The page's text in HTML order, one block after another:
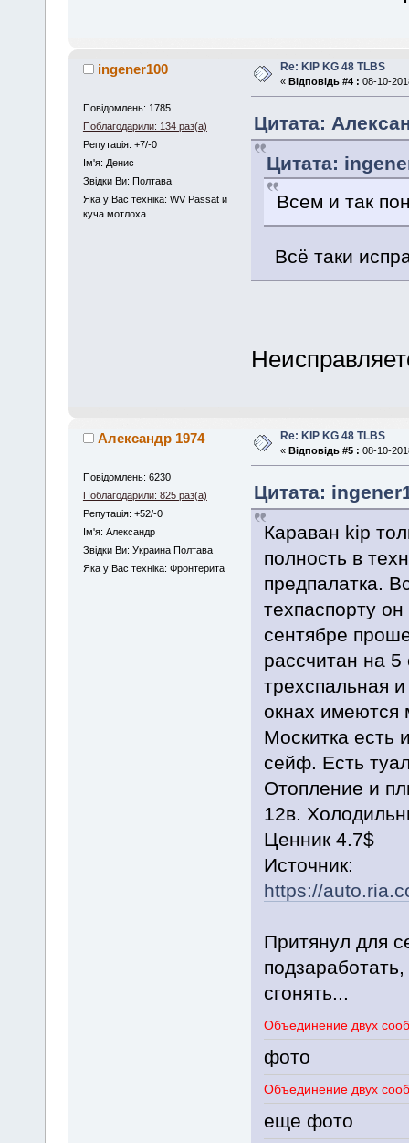
ingener100
Повідомлень: 1785
Поблагодарили: 134 раз(а)
Репутація: +7/-0
Iм'я: Денис
Звідки Ви: Полтава
Яка у Вас техніка: WV Passat и
куча мотлоха.
Re: KIP KG 48 TLBS
« Відповідь #4 : 08-10-
Цитата:
Цитата:
Всем и так
Всё таки
Александр 1974
Повідомлень: 6230
Поблагодарили: 825 раз(а)
Репутація: +52/-0
Iм'я: Александр
Звідки Ви: Украина Полтава
Яка у Вас техніка: Фронтерита
Re: KIP KG 48 TLBS
« Відповідь #5 : 08-10-
Цитата:
Караван kip
полность в
предпалатка.
техпаспорту
сентябре
рассчитан на
трехспальная
окнах имеются
Москитка есть
сейф. Есть
Отопление и
12в.
Ценник 4.7$
Источник:
https://
Притянул для
сгонять...
Объединение двух
фото
Объединение двух
еще фото